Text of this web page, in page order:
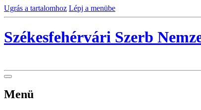
Ugrás a tartalomhoz Lépj a menübe
Székesfehérvári Szerb
Menü